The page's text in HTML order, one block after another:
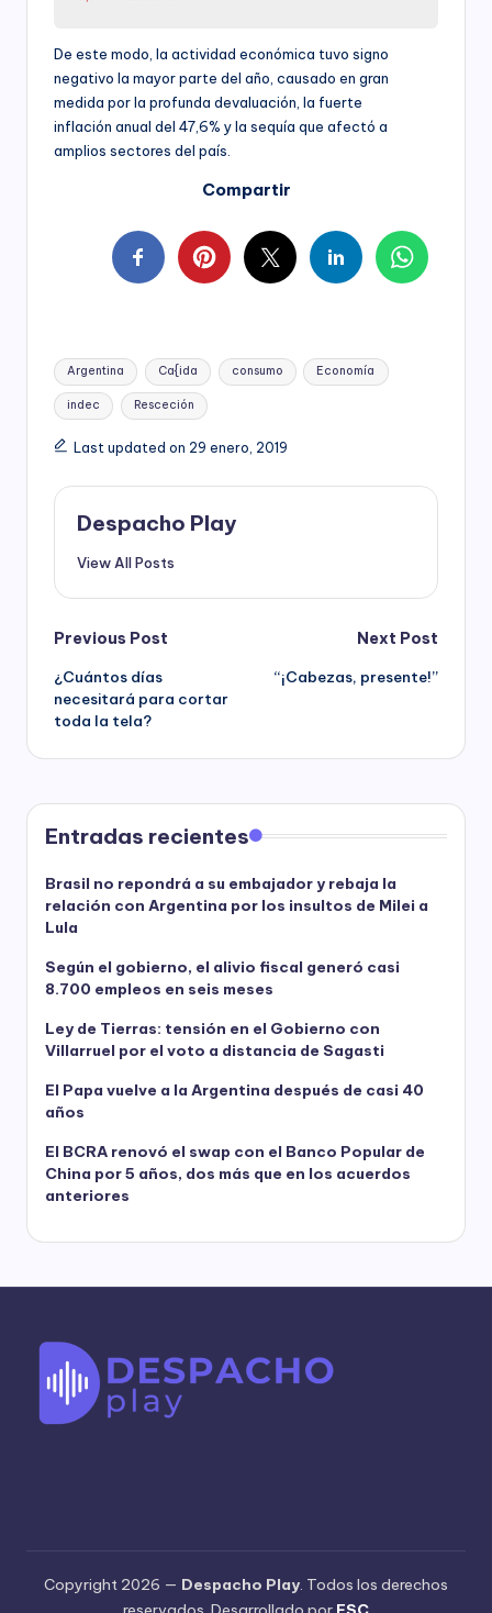
De este modo, la actividad económica tuvo signo
negativo la mayor parte del año, causado en gran
medida por la profunda devaluación, la fuerte
inflación anual del 47,6% y la sequía que afectó a
amplios sectores del país.
Compartir
Tags:
Argentina Ca{ida consumo Economía
indec Resceción
Last updated on 29 enero, 2019
Despacho Play
View All Posts
Post
navigation
Previous Post
¿Cuántos días
necesitará para cortar
toda la tela?
Next Post
“¡Cabezas, presente!”
Entradas recientes
Brasil no repondrá a su embajador y rebaja la
relación con Argentina por los insultos de Milei a
Lula
Según el gobierno, el alivio fiscal generó casi
8.700 empleos en seis meses
Ley de Tierras: tensión en el Gobierno con
Villarruel por el voto a distancia de Sagasti
El Papa vuelve a la Argentina después de casi 40
años
El BCRA renovó el swap con el Banco Popular de
China por 5 años, dos más que en los acuerdos
anteriores
Copyright 2026 — Despacho Play. Todos los derechos